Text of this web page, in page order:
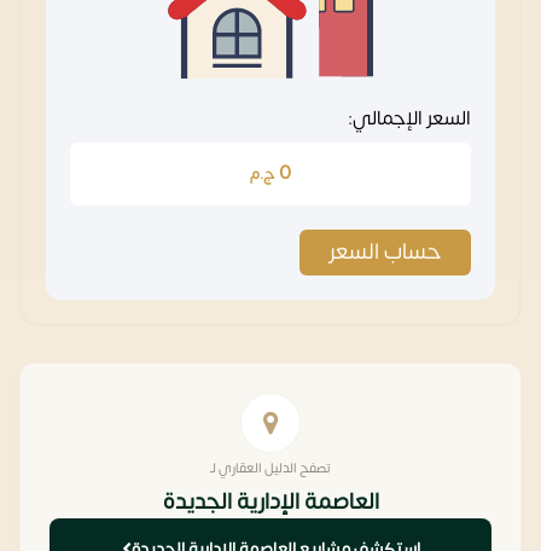
السعر الإجمالي:
0 ج.م
حساب السعر
تصفح الدليل العقاري لـ
العاصمة الإدارية الجديدة